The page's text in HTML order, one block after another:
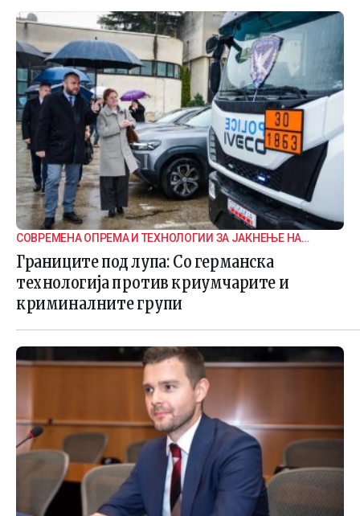
СОВРЕМЕНА ОПРЕМА И ТЕХНОЛОГИИ ЗА ЈАКНЕЊЕ НА
ГРАНИЧНАТА БЕЗБЕДНОСТ
Границите под лупа: Со германска
технологија против криумчарите и
криминалните групи